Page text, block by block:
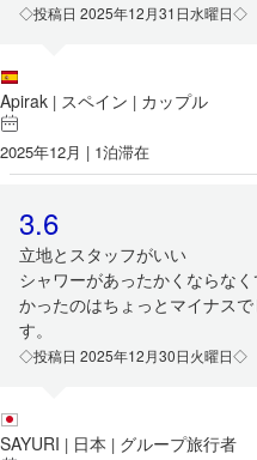
◇投稿日 2025年12月31日水曜日◇
Apirak | スペイン | カップル
2025年12月 | 1泊滞在
3.6
立地とスタッフがいい
シャワーがあったかくならな
かったのはちょっとマイナス
す。
◇投稿日 2025年12月30日火曜日◇
SAYURI | 日本 | グループ旅行者